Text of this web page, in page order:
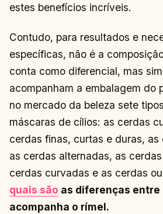
estes benefícios incríveis.
Contudo, para resultados e
específicas, não é a
conta como diferencial, mas
acompanham a embalagem do
no mercado da beleza sete
máscaras de cílios: as cerdas
cerdas finas, curtas e duras, as
as cerdas alternadas, as
cerdas curvadas e as cerdas
quais são as diferenças entre
acompanha o rímel.